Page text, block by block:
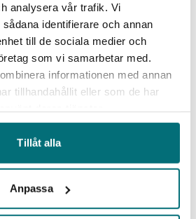
analysera vår trafik. Vi
identifierare och annan
till de sociala medier och
som vi samarbetar med.
informationen med annan
tillhandahållit eller som de har
Tillåt alla
Anpassa
och hållbarhet går
fokus på affären och
hållbarhet skapar verkligt
och driver
Uppfylla lagkrav och
– Som stärker ledarskapet
Det handlar det om att
skapa engagemang och
och förmåga att